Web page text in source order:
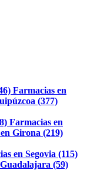
Farmacias en
(377)
Farmacias en
Girona (219)
en Segovia (115)
(59)